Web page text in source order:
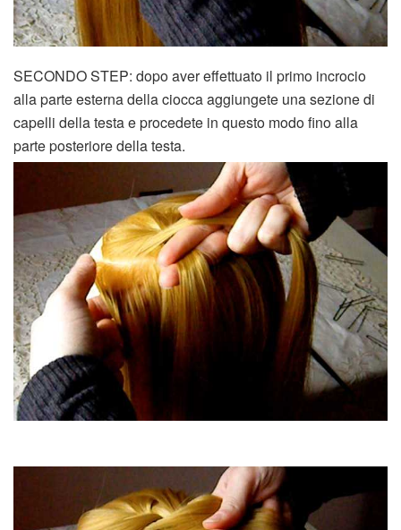
SECONDO STEP: dopo aver effettuato il primo incrocio
alla parte esterna della ciocca aggiungete una sezione di
capelli della testa e procedete in questo modo fino alla
parte posteriore della testa.